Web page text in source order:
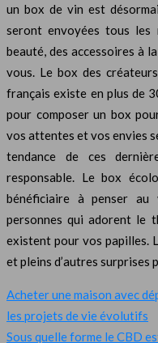
un box de vin est
seront envoyées tous les
beauté, des accessoires à
vous. Le box des
français existe en plus de
pour composer un box
vos attentes et vos envies
tendance de ces
responsable. Le box
bénéficiaire à penser
personnes qui adorent le
existent pour vos papilles.
et pleins d’autres surprises
Acheter une maison avec
les projets de vie évolutifs
Sous quelle forme le CBD